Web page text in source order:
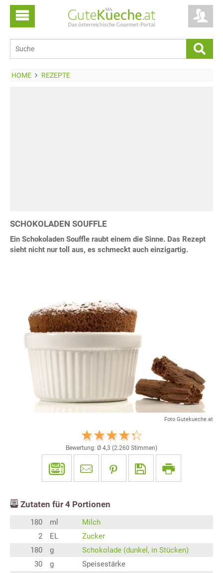
HOME REZEPTE
SCHOKOLADEN SOUFFLE
Ein Schokoladen Souffle raubt einem die Sinne. Das Rezept
sieht nicht nur toll aus, es schmeckt auch einzigartig.
Foto Gutekueche.at
Bewertung: Ø 4,3 (2.260 Stimmen)
Zutaten für 4 Portionen
180 ml
Milch
2
EL
Zucker
180
g
Schokolade (dunkel, in Stücken)
30
g
Speisestärke